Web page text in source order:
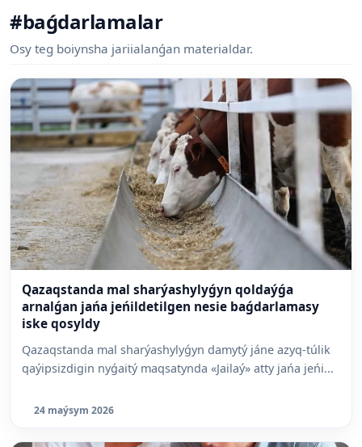
#baǵdarlamalar
Osy teg boiynsha jariialanǵan materialdar.
Qazaqstanda mal sharýashylyǵyn qoldaýǵa
arnalǵan jańa jeńildetilgen nesie baǵdarlamasy
iske qosyldy
Qazaqstanda mal sharýashylyǵyn damytý jáne azyq-túlik
qaýipsizdigin nyǵaitý maqsatynda «Jailaý» atty jańa jeńi...
24 maýsym 2026